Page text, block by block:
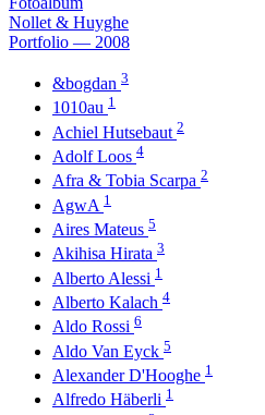
Nollet & Huyghe
Portfolio — 2008
&bogdan 3
1010au 1
Achiel Hutsebaut 2
Adolf Loos 4
Afra & Tobia Scarpa 2
AgwA 1
Aires Mateus 5
Akihisa Hirata 3
Alberto Alessi 1
Alberto Kalach 4
Aldo Rossi 6
Aldo Van Eyck 5
Alexander D'Hooghe 1
Alfredo Häberli 1